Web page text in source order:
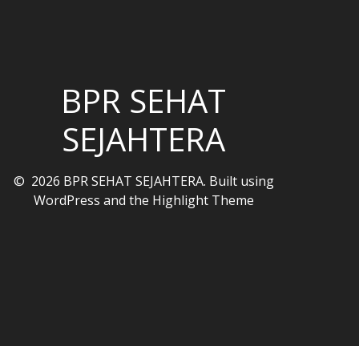
BPR SEHAT
SEJAHTERA
© 2026 BPR SEHAT SEJAHTERA. Built using
WordPress and the Highlight Theme